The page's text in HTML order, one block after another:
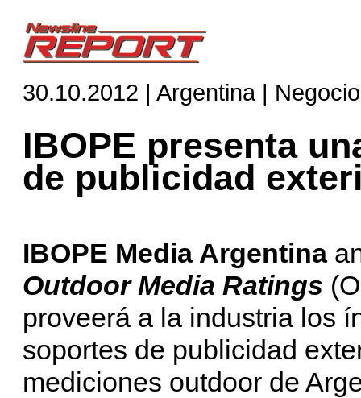
30.10.2012 | Argentina |
IBOPE presenta
de publicidad
IBOPE Media Argentina
Outdoor Media Ratings
proveerá a la industria los
soportes de publicidad
mediciones outdoor de